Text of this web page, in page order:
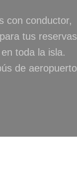
con conductor,
tus reservas
toda la isla.
de aeropuerto